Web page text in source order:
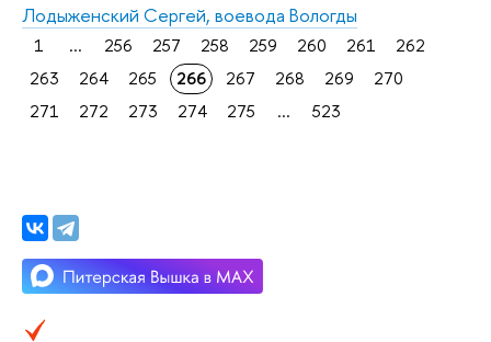
Лодыженский Сергей, воевода Вологды
1 ... 256 257 258 259 260 261
262
263
264 265 266 267 268 269
270
271
272 273 274 275 ... 523